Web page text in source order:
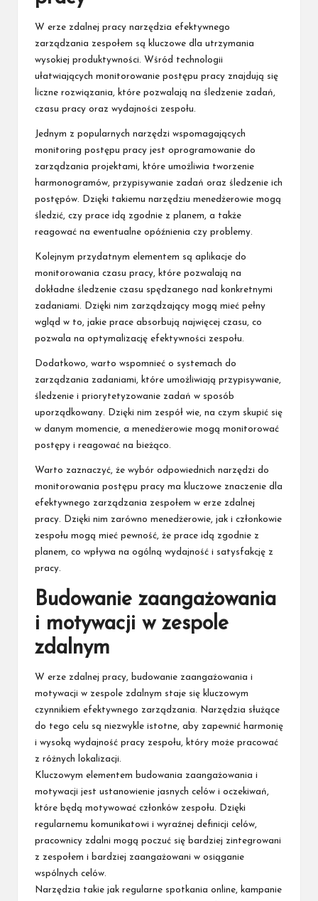
W erze zdalnej pracy narzędzia efektywnego
zarządzania zespołem są kluczowe dla utrzymania
wysokiej produktywności. Wśród technologii
ułatwiających monitorowanie postępu pracy znajdują się
liczne rozwiązania, które pozwalają na śledzenie zadań,
czasu pracy oraz wydajności zespołu.
Jednym z popularnych narzędzi wspomagających
monitoring postępu pracy jest oprogramowanie do
zarządzania projektami, które umożliwia tworzenie
harmonogramów, przypisywanie zadań oraz śledzenie ich
postępów. Dzięki takiemu narzędziu menedżerowie mogą
śledzić, czy prace idą zgodnie z planem, a także
reagować na ewentualne opóźnienia czy problemy.
Kolejnym przydatnym elementem są aplikacje do
monitorowania czasu pracy, które pozwalają na
dokładne śledzenie czasu spędzanego nad konkretnymi
zadaniami. Dzięki nim zarządzający mogą mieć pełny
wgląd w to, jakie prace absorbują najwięcej czasu, co
pozwala na optymalizację efektywności zespołu.
Dodatkowo, warto wspomnieć o systemach do
zarządzania zadaniami, które umożliwiają przypisywanie,
śledzenie i priorytetyzowanie zadań w sposób
uporządkowany. Dzięki nim zespół wie, na czym skupić się
w danym momencie, a menedżerowie mogą monitorować
postępy i reagować na bieżąco.
Warto zaznaczyć, że wybór odpowiednich narzędzi do
monitorowania postępu pracy ma kluczowe znaczenie dla
efektywnego zarządzania zespołem w erze zdalnej
pracy. Dzięki nim zarówno menedżerowie, jak i członkowie
zespołu mogą mieć pewność, że prace idą zgodnie z
planem, co wpływa na ogólną wydajność i satysfakcję z
pracy.
Budowanie zaangażowania
i motywacji w zespole
zdalnym
W erze zdalnej pracy, budowanie zaangażowania i
motywacji w zespole zdalnym staje się kluczowym
czynnikiem efektywnego zarządzania. Narzędzia służące
do tego celu są niezwykle istotne, aby zapewnić harmonię
i wysoką wydajność pracy zespołu, który może pracować
z różnych lokalizacji.
Kluczowym elementem budowania zaangażowania i
motywacji jest ustanowienie jasnych celów i oczekiwań,
które będą motywować członków zespołu. Dzięki
regularnemu komunikatowi i wyraźnej definicji celów,
pracownicy zdalni mogą poczuć się bardziej zintegrowani
z zespołem i bardziej zaangażowani w osiąganie
wspólnych celów.
Narzędzia takie jak regularne spotkania online, kampanie